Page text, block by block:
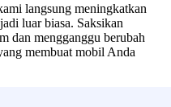
langsung meningkatkan
luar biasa. Saksikan
dan mengganggu berubah
membuat mobil Anda